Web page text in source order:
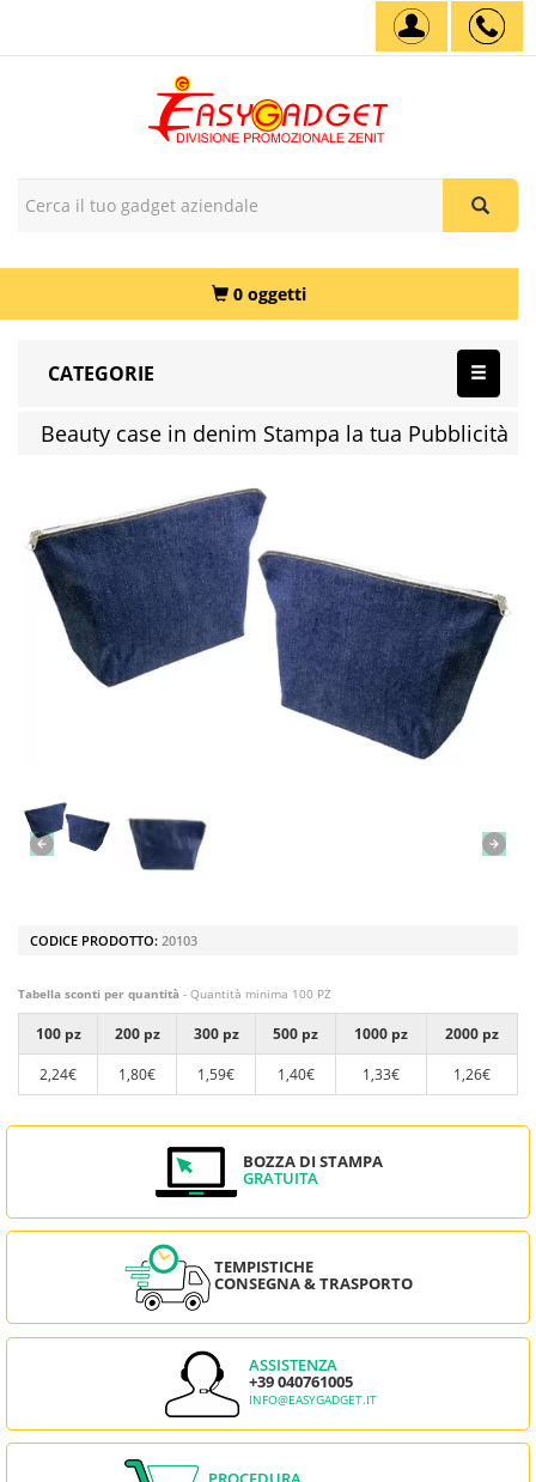
0 oggetti
CATEGORIE
Beauty case in denim Stampa la tua Pubblicità
CODICE PRODOTTO: 20103
Tabella sconti per quantità - Quantità minima 100 PZ
100 pz 200 pz 300 pz 500 pz 1000 pz
2000 pz
2,24€
1,80€ 1,59€ 1,40€ 1,33€ 1,26€
BOZZA DI STAMPA
GRATUITA
TEMPISTICHE
CONSEGNA & TRASPORTO
ASSISTENZA
+39 040761005
INFO@EASYGADGET.IT